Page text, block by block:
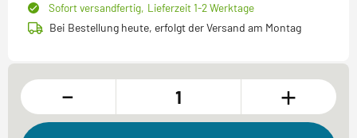
Sofort versandfertig, Lieferzeit 1-2 Werktage
Bei Bestellung heute, erfolgt der Versand am Montag
- +